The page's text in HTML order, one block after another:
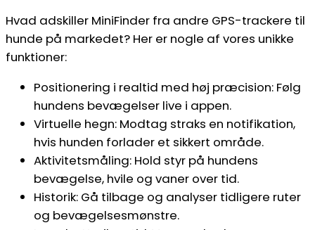
Hvad adskiller MiniFinder fra andre GPS-trackere til
hunde på markedet? Her er nogle af vores unikke
funktioner:
Positionering i realtid med høj præcision: Følg
hundens bevægelser live i appen.
Virtuelle hegn: Modtag straks en notifikation,
hvis hunden forlader et sikkert område.
Aktivitetsmåling: Hold styr på hundens
bevægelse, hvile og vaner over tid.
Historik: Gå tilbage og analyser tidligere ruter
og bevægelsesmønstre.